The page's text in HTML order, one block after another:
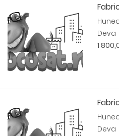
Deva
1
Deva